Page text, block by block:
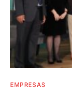
EMPRESAS